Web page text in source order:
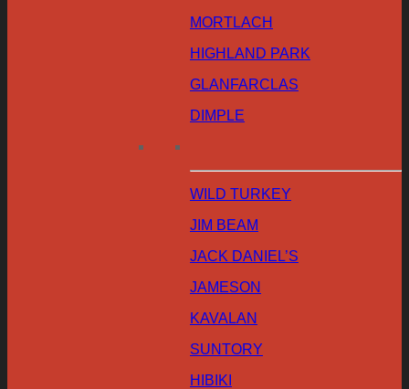
MORTLACH
HIGHLAND PARK
GLANFARCLAS
DIMPLE
WILD TURKEY
JIM BEAM
JACK DANIEL’S
JAMESON
KAVALAN
SUNTORY
HIBIKI